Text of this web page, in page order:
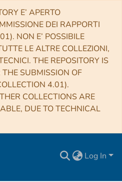
E’ APERTO
DEI RAPPORTI
NON E’ POSSIBILE
LE ALTRE COLLEZIONI,
THE REPOSITORY IS
THE SUBMISSION OF
4.01).
COLLECTIONS ARE
DUE TO TECHNICAL
Log In